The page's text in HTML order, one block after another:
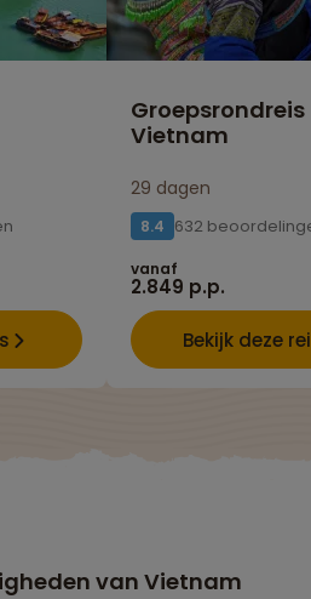
Groepsrondreis
Vietnam
29 dagen
8.4 632
vanaf
2.849 p.p.
Bekijk deze
van Vietnam